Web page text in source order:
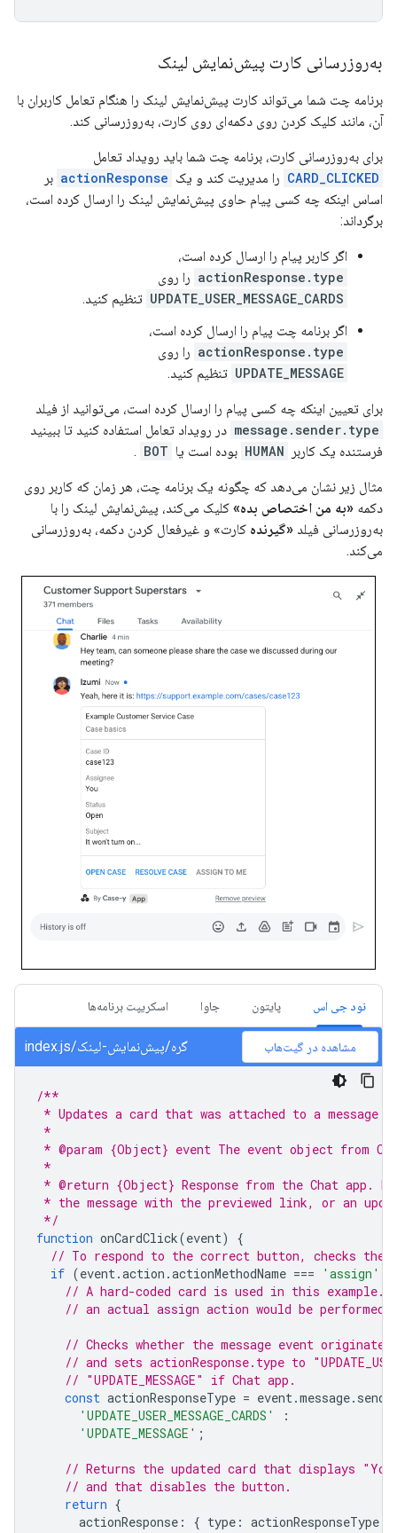
به‌روزرسانی کارت پیش‌نمایش لینک
برنامه چت شما می‌تواند کارت پیش‌نمایش لینک را هنگام تعامل کاربران با
آن، مانند کلیک کردن روی دکمه‌ای روی کارت، به‌روزرسانی کند.
برای به‌روزرسانی کارت، برنامه چت شما باید رویداد تعامل
CARD_CLICKED را مدیریت کند و یک actionResponse بر
اساس اینکه چه کسی پیام حاوی پیش‌نمایش لینک را ارسال کرده است،
برگرداند:
اگر کاربر پیام را ارسال کرده است،
actionResponse.type را روی
UPDATE_USER_MESSAGE_CARDS تنظیم کنید.
اگر برنامه چت پیام را ارسال کرده است،
actionResponse.type را روی
UPDATE_MESSAGE تنظیم کنید.
برای تعیین اینکه چه کسی پیام را ارسال کرده است، می‌توانید از فیلد
message.sender.type در رویداد تعامل استفاده کنید تا ببینید
فرستنده یک کاربر
HUMAN بوده است یا BOT
.
مثال زیر نشان می‌دهد که چگونه یک برنامه چت، هر زمان که کاربر روی
دکمه «به من اختصاص بده» کلیک می‌کند، پیش‌نمایش لینک را با
به‌روزرسانی فیلد «گیرنده کارت» و غیرفعال کردن دکمه، به‌روزرسانی
می‌کند.
نود جی اس پایتون جاوا اسکریپت برنامه‌ها
گره/پیش‌نمایش-لینک/index.js مشاهده در گیت‌هاب
/**
* Updates a card that was attached to a message
*
* @param {Object} event The event object from
*
* @return {Object} Response from the Chat app.
* the message with the previewed link, or an
*/
function onCardClick(event)
{
// To respond to the correct button, checks the
if (event.action .actionMethodName === 'assign'
// A hard-coded card is used in this
// an actual assign action would be
// Checks whether the message event
// and sets actionResponse.type to
// "UPDATE_MESSAGE" if Chat app.
const actionResponseType = event.message.
'UPDATE_USER_MESSAGE_CARDS'
:
'UPDATE_MESSAGE' ;
// Returns the updated card that displays
// and that disables the button.
return {
actionResponse : { type : actionResponseType